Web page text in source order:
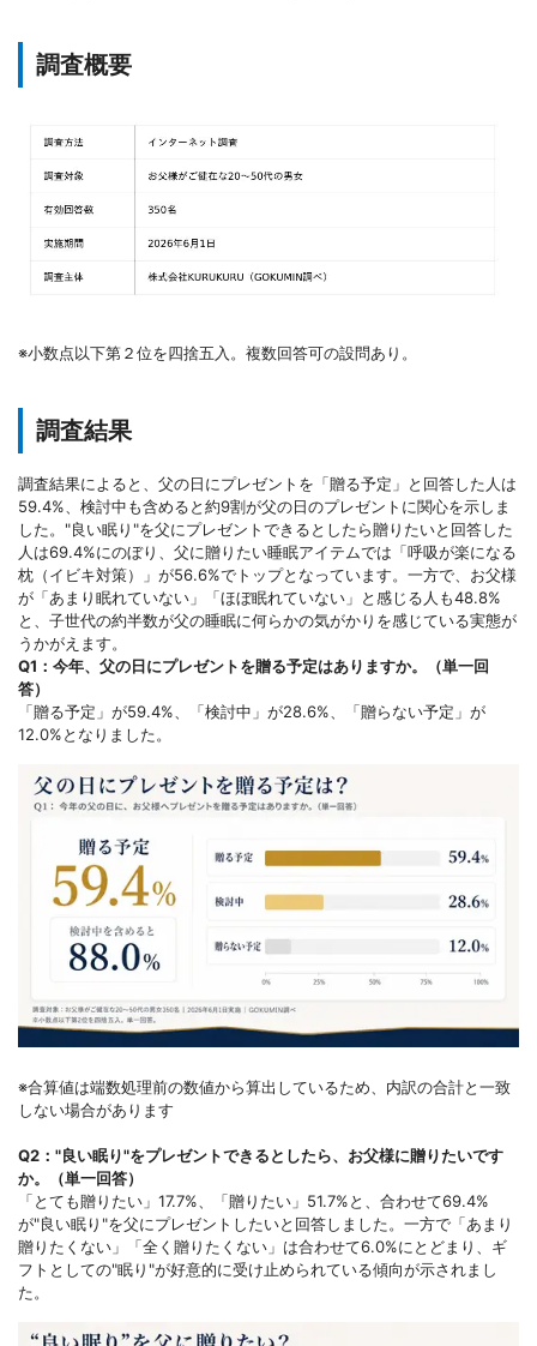
調査概要
※小数点以下第２位を四捨五入。複数回答可の設問あり。
調査結果
調査結果によると、父の日にプレゼントを「贈る予定」と回答した人は
59.4%、検討中も含めると約9割が父の日のプレゼントに関心を示しま
した。"良い眠り"を父にプレゼントできるとしたら贈りたいと回答した
人は69.4%にのぼり、父に贈りたい睡眠アイテムでは「呼吸が楽になる
枕（イビキ対策）」が56.6%でトップとなっています。一方で、お父様
が「あまり眠れていない」「ほぼ眠れていない」と感じる人も48.8%
と、子世代の約半数が父の睡眠に何らかの気がかりを感じている実態が
うかがえます。
Q1：今年、父の日にプレゼントを贈る予定はありますか。（単一回
答）
「贈る予定」が59.4%、「検討中」が28.6%、「贈らない予定」が
12.0%となりました。
※合算値は端数処理前の数値から算出しているため、内訳の合計と一致
しない場合があります
Q2："良い眠り"をプレゼントできるとしたら、お父様に贈りたいです
か。（単一回答）
「とても贈りたい」17.7%、「贈りたい」51.7%と、合わせて69.4%
が"良い眠り"を父にプレゼントしたいと回答しました。一方で「あまり
贈りたくない」「全く贈りたくない」は合わせて6.0%にとどまり、ギ
フトとしての"眠り"が好意的に受け止められている傾向が示されまし
た。